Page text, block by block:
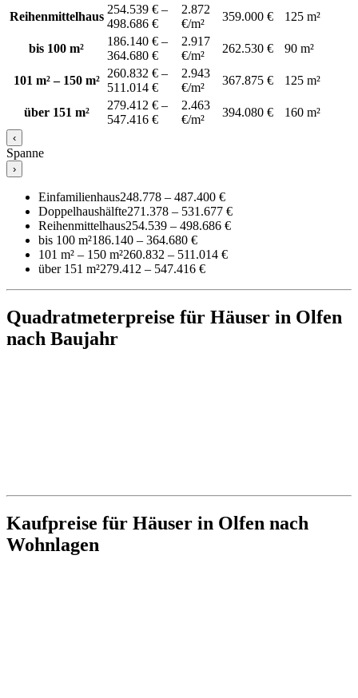
Reihenmittelhaus
254.539 € –
498.686 €
2.872
€/m²
359.000 € 125 m²
bis 100 m²
186.140 € –
364.680 €
2.917
€/m²
262.530 € 90 m²
101 m² – 150 m²
260.832 € –
511.014 €
2.943
€/m²
367.875 € 125 m²
über 151 m²
279.412 € –
547.416 €
2.463
€/m²
394.080 € 160 m²
‹
Spanne
›
Einfamilienhaus248.778 – 487.400 €
Doppelhaushälfte271.378 – 531.677 €
Reihenmittelhaus254.539 – 498.686 €
bis 100 m²186.140 – 364.680 €
101 m² – 150 m²260.832 – 511.014 €
über 151 m²279.412 – 547.416 €
Quadratmeterpreise für Häuser in Olfen
nach Baujahr
Kaufpreise für Häuser in Olfen nach
Wohnlagen